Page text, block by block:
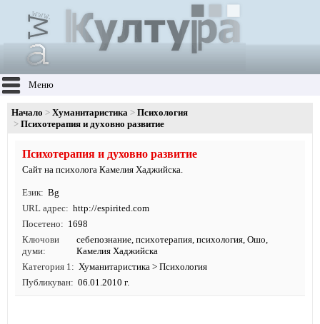
Меню
Начало Хуманитаристика
Психология
Психотерапия и духовно развитие
Психотерапия и духовно развитие
Сайт на психолога Камелия Хаджийска.
Език
Bg
URL адрес
http://espirited.com
Посетено
1698
Ключови
думи
себепознание, психотерапия, психология, Ошо,
Камелия Хаджийска
Категория 1
Хуманитаристика > Психология
Публикуван
06.01.2010 г.